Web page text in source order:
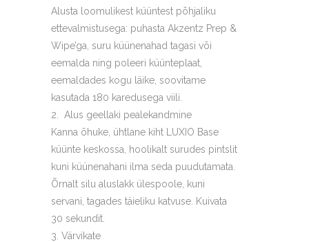
Alusta loomulikest küüntest põhjaliku
ettevalmistusega: puhasta Akzentz Prep &
Wipe’ga, suru küünenahad tagasi või
eemalda ning poleeri küünteplaat,
eemaldades kogu läike, soovitame
kasutada 180 karedusega viili.
Alus geellaki pealekandmine
Kanna õhuke, ühtlane kiht LUXIO Base
küünte keskossa, hoolikalt surudes pintslit
kuni küünenahani ilma seda puudutamata.
Õrnalt silu aluslakk ülespoole, kuni
servani, tagades täieliku katvuse. Kuivata
30 sekundit.
Värvikate